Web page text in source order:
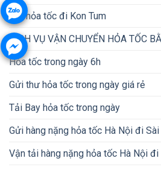
Gửi hỏa tốc đi Kon Tum
DỊCH VỤ VẬN CHUYỂN HỎA TỐC
Hỏa tốc trong ngày 6h
Gửi thư hỏa tốc trong ngày giá rẻ
Tải Bay hỏa tốc trong ngày
Gửi hàng nặng hỏa tốc Hà Nội đi Sài
Vận tải hàng nặng hỏa tốc Hà Nội đi